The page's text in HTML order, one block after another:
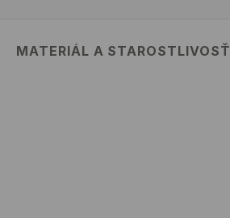
MATERIÁL A STAROSTLIVOSŤ